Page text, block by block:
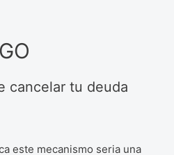
cancelar tu deuda
este mecanismo seria una